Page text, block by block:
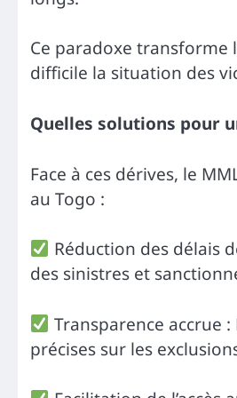
Ce paradoxe transforme
difficile la situation des
Quelles solutions pour
Face à ces dérives, le
au Togo :
Réduction des délais
des sinistres et
Transparence accrue
précises sur les